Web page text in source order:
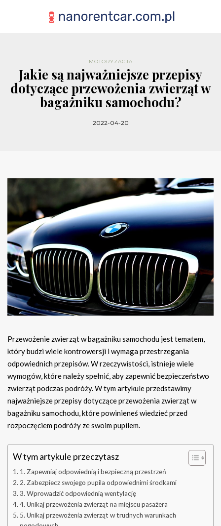
MOTORYZACJA
Jakie są najważniejsze przepisy
dotyczące przewożenia zwierząt w
bagażniku samochodu?
2022-04-20
Przewożenie zwierząt w bagażniku samochodu jest tematem,
który budzi wiele kontrowersji i wymaga przestrzegania
odpowiednich przepisów. W rzeczywistości, istnieje wiele
wymogów, które należy spełnić, aby zapewnić bezpieczeństwo
zwierząt podczas podróży. W tym artykule przedstawimy
najważniejsze przepisy dotyczące przewożenia zwierząt w
bagażniku samochodu, które powinieneś wiedzieć przed
rozpoczęciem podróży ze swoim pupilem.
W tym artykule przeczytasz
1. Zapewniaj odpowiednią i bezpieczną przestrzeń
2. Zabezpiecz swojego pupila odpowiednimi środkami
3. Wprowadzić odpowiednią wentylację
4. Unikaj przewożenia zwierząt na miejscu pasażera
5. Unikaj przewożenia zwierząt w trudnych warunkach